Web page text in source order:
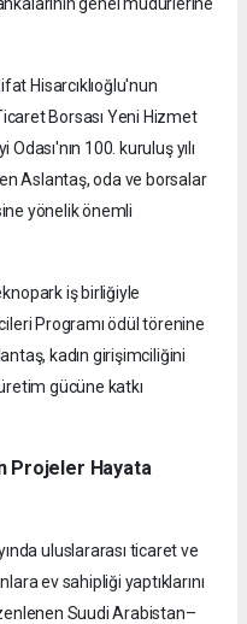
Hisarcıklıoğlu'nun
Borsası Yeni Hizmet
Odası'nın 100. kuruluş yılı
Aslantaş, oda ve borsalar
yönelik önemli
iş birliğiyle
Programı ödül törenine
kadın girişimciliğini
gücüne katkı
Projeler Hayata
uluslararası ticaret ve
ev sahipliği yaptıklarını
Suudi Arabistan–